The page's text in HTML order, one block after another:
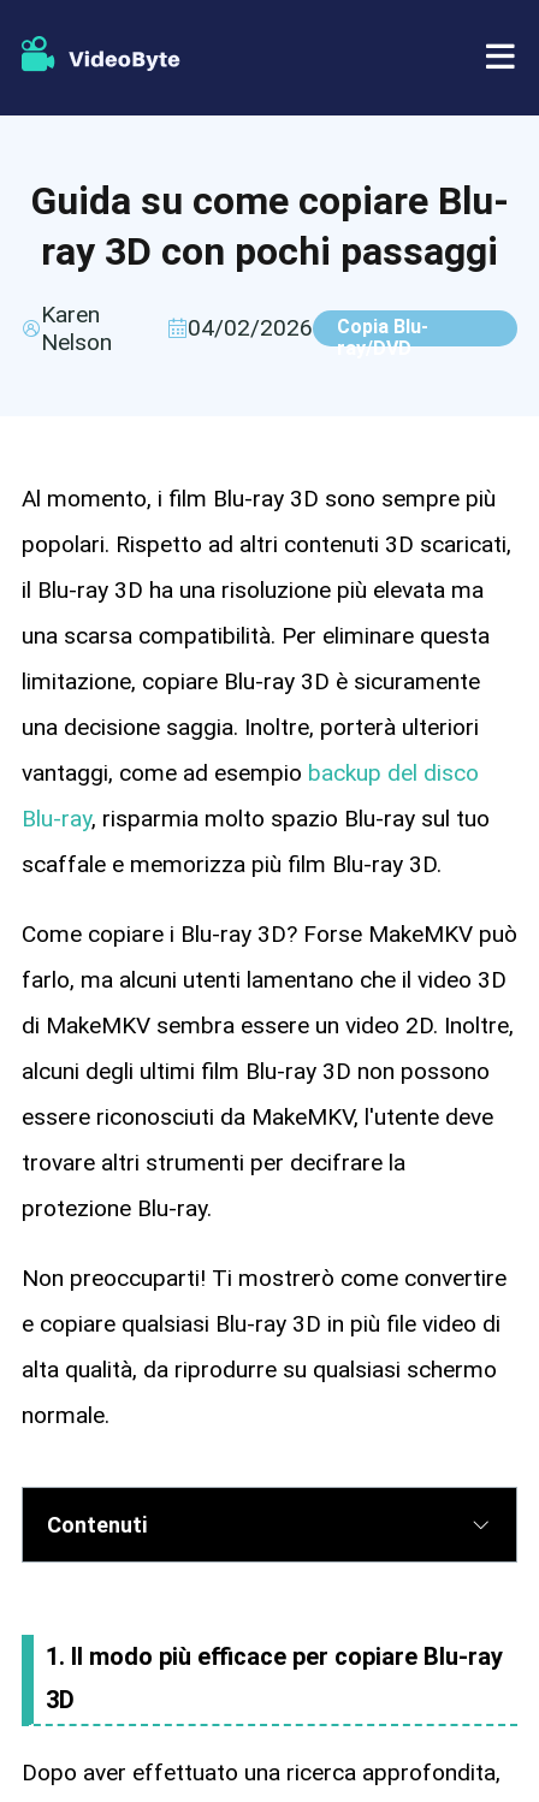
Lettore Blu-ray
Copia Blu-ray
Negozio
Supporto
Guida su come copiare Blu-
ray 3D con pochi passaggi
Karen
Nelson
04/02/2026
Copia Blu-
ray/DVD
Al momento, i film Blu-ray 3D sono sempre più
popolari. Rispetto ad altri contenuti 3D scaricati,
il Blu-ray 3D ha una risoluzione più elevata ma
una scarsa compatibilità. Per eliminare questa
limitazione, copiare Blu-ray 3D è sicuramente
una decisione saggia. Inoltre, porterà ulteriori
vantaggi, come ad esempio backup del disco
Blu-ray, risparmia molto spazio Blu-ray sul tuo
scaffale e memorizza più film Blu-ray 3D.
Come copiare i Blu-ray 3D? Forse MakeMKV può
farlo, ma alcuni utenti lamentano che il video 3D
di MakeMKV sembra essere un video 2D. Inoltre,
alcuni degli ultimi film Blu-ray 3D non possono
essere riconosciuti da MakeMKV, l'utente deve
trovare altri strumenti per decifrare la
protezione Blu-ray.
Non preoccuparti! Ti mostrerò come convertire
e copiare qualsiasi Blu-ray 3D in più file video di
alta qualità, da riprodurre su qualsiasi schermo
normale.
Contenuti
1. Il modo più efficace per copiare Blu-ray
3D
Dopo aver effettuato una ricerca approfondita,